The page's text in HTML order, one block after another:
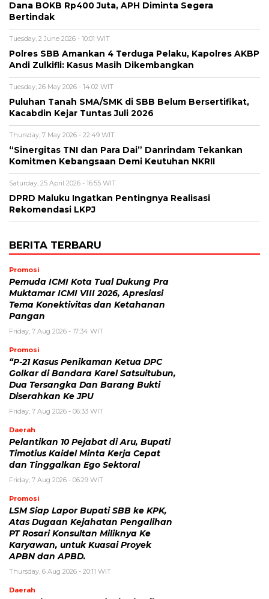
Dana BOKB Rp400 Juta, APH Diminta Segera
Bertindak
Tuesday, 2 June 2026 - 10:01 WIT
Polres SBB Amankan 4 Terduga Pelaku, Kapolres AKBP
Andi Zulkifli: Kasus Masih Dikembangkan
Tuesday, 26 May 2026 - 14:02 WIT
Puluhan Tanah SMA/SMK di SBB Belum Bersertifikat,
Kacabdin Kejar Tuntas Juli 2026
Thursday, 7 May 2026 - 22:49 WIT
“Sinergitas TNI dan Para Dai” Danrindam Tekankan
Komitmen Kebangsaan Demi Keutuhan NKRII ‎
Saturday, 25 April 2026 - 16:55 WIT
DPRD Maluku Ingatkan Pentingnya Realisasi
Rekomendasi LKPJ
BERITA TERBARU
Promosi
Pemuda ICMI Kota Tual Dukung Pra
Muktamar ICMI VIII 2026, Apresiasi
Tema Konektivitas dan Ketahanan
Pangan
Friday, 7 Aug 2026 - 17:34 WIT
Promosi
“P-21 Kasus Penikaman Ketua DPC
Golkar di Bandara Karel Satsuitubun,
Dua Tersangka Dan Barang Bukti
Diserahkan Ke JPU
Friday, 7 Aug 2026 - 06:33 WIT
Daerah
Pelantikan 10 Pejabat di Aru, Bupati
Timotius Kaidel Minta Kerja Cepat
dan Tinggalkan Ego Sektoral
Friday, 7 Aug 2026 - 06:29 WIT
Promosi
LSM Siap Lapor Bupati SBB ke KPK,
Atas Dugaan Kejahatan Pengalihan
PT Rosari Konsultan Miliknya Ke
Karyawan, untuk Kuasai Proyek
APBN dan APBD.
Thursday, 6 Aug 2026 - 20:11 WIT
Daerah